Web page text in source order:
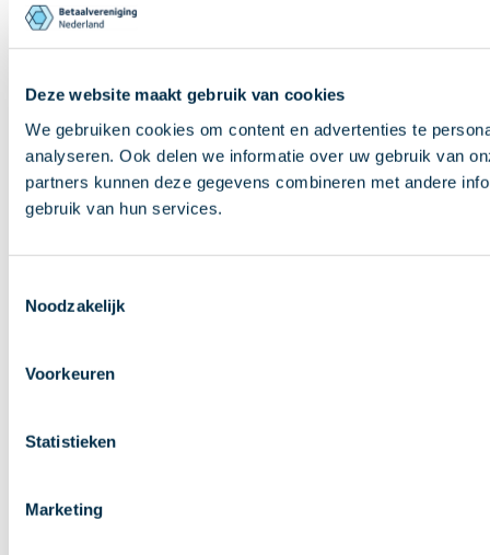
Deze website maakt gebruik van cookies
We gebruiken cookies om content en advertenties te
analyseren. Ook delen we informatie over uw gebruik van
partners kunnen deze gegevens combineren met andere
gebruik van hun services.
Noodzakelijk
Voorkeuren
Statistieken
Marketing